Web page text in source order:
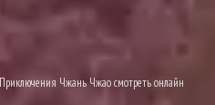
Чжань Чжао смотреть онлайн